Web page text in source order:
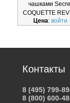
чашками
COQUETTE
Б88008n-
Цена: войти
Контакты
8 (495) 799-
8 (800) 600-